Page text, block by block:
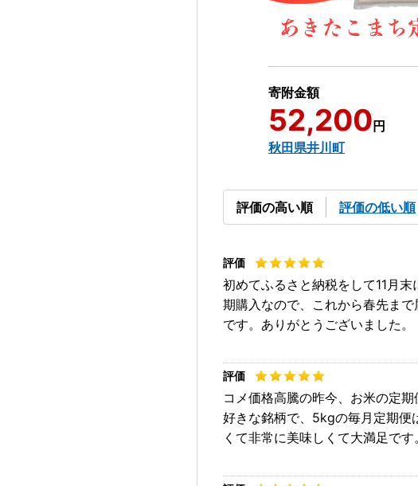
寄附金額
52,200 円
秋田県井川町
評価の高い順 評価の低い順
初めてふるさと納税をして11月
期購入なので、これから春先ま
です。ありがとうございました。
コメ価格高騰の昨今、お米の定
好きな銘柄で、5kgの毎月定期便
くて非常に美味しくて大満足です。